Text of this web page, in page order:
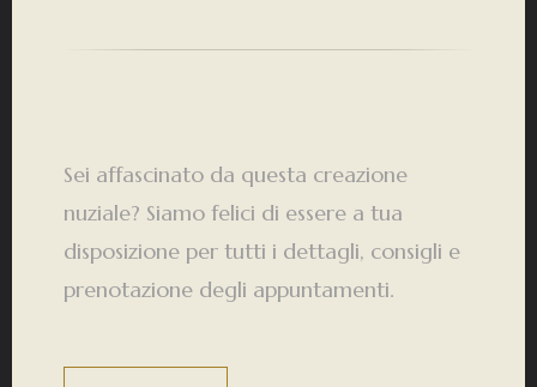
Sei affascinato da questa creazione
nuziale? Siamo felici di essere a tua
disposizione per tutti i dettagli, consigli e
prenotazione degli appuntamenti.